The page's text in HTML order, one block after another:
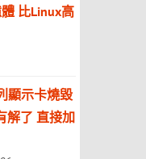
比Linux高
顯示卡燒毀
解了 直接加